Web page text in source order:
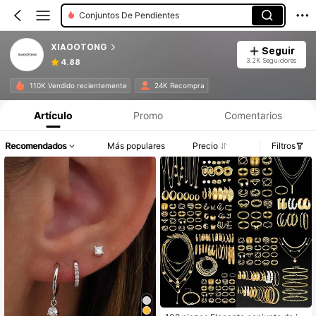
Conjuntos De Pendientes
XIAOOTONG
4.88
Seguir
3.2K Seguidores
110K Vendido recientemente 24K Recompra
Artículo Promo Comentarios
Recomendados Más populares Precio Filtros